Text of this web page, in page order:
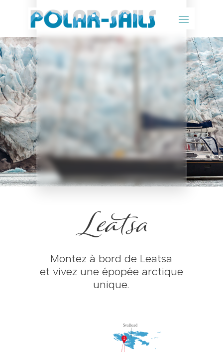
Montez à bord de Leatsa
et vivez une épopée arctique
unique.